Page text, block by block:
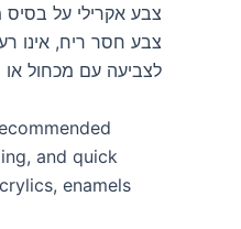
צבע אקרילי על בסיס
צבע חסר ריח, אינו
לצביעה עם מכחול או
and quick
enamels